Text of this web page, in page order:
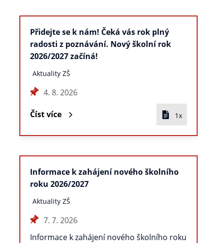
Přidejte se k nám! Čeká vás rok plný
radosti z poznávání. Nový školní rok
2026/2027 začíná!
Aktuality ZŠ
4. 8. 2026
Číst více 1x
Informace k zahájení nového školního
roku 2026/2027
Aktuality ZŠ
7. 7. 2026
Informace k zahájení nového školního roku